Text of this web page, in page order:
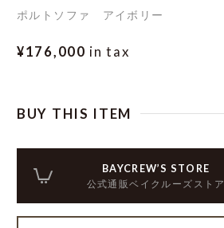
ポルトソファ アイボリー
¥176,000 in tax
BUY THIS ITEM
BAYCREW’S STORE
公式通販ベイクルーズストア